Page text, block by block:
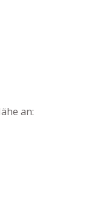
an: